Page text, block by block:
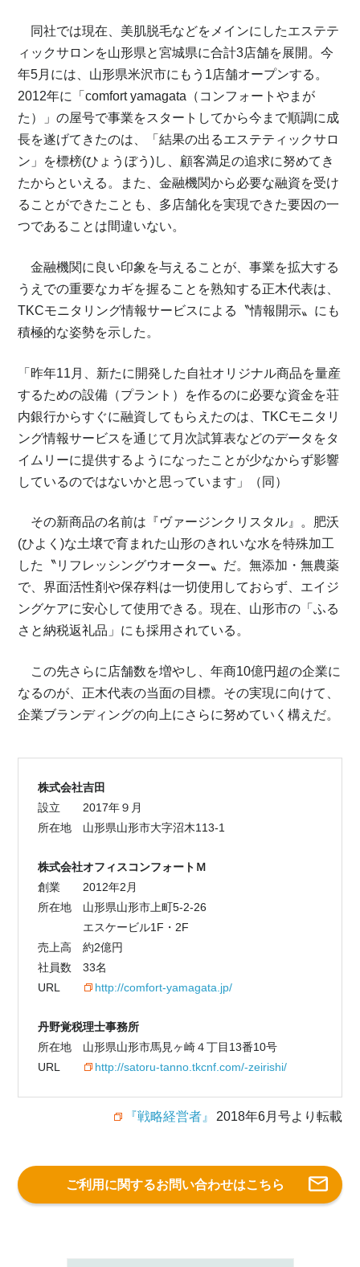
同社では現在、美肌脱毛などをメインにしたエステテ
ィックサロンを山形県と宮城県に合計3店舗を展開。今
年5月には、山形県米沢市にもう1店舗オープンする。
2012年に「comfort yamagata（コンフォートやまが
た）」の屋号で事業をスタートしてから今まで順調に成
長を遂げてきたのは、「結果の出るエステティックサロ
ン」を標榜(ひょうぼう)し、顧客満足の追求に努めてき
たからといえる。また、金融機関から必要な融資を受け
ることができたことも、多店舗化を実現できた要因の一
つであることは間違いない。
金融機関に良い印象を与えることが、事業を拡大する
うえでの重要なカギを握ることを熟知する正木代表は、
TKCモニタリング情報サービスによる〝情報開示〟にも
積極的な姿勢を示した。
「昨年11月、新たに開発した自社オリジナル商品を量産
するための設備（プラント）を作るのに必要な資金を荘
内銀行からすぐに融資してもらえたのは、TKCモニタリ
ング情報サービスを通じて月次試算表などのデータをタ
イムリーに提供するようになったことが少なからず影響
しているのではないかと思っています」（同）
その新商品の名前は『ヴァージンクリスタル』。肥沃
(ひよく)な土壌で育まれた山形のきれいな水を特殊加工
した〝リフレッシングウオーター〟だ。無添加・無農薬
で、界面活性剤や保存料は一切使用しておらず、エイジ
ングケアに安心して使用できる。現在、山形市の「ふる
さと納税返礼品」にも採用されている。
この先さらに店舗数を増やし、年商10億円超の企業に
なるのが、正木代表の当面の目標。その実現に向けて、
企業ブランディングの向上にさらに努めていく構えだ。
株式会社吉田
設立
2017年９月
所在地
山形県山形市大字沼木113-1
株式会社オフィスコンフォートＭ
創業
2012年2月
所在地
山形県山形市上町5-2-26
エスケービル1F・2F
売上高
約2億円
社員数
33名
URL
http://comfort-yamagata.jp/
丹野覚税理士事務所
所在地
山形県山形市馬見ヶ崎４丁目13番10号
URL
http://satoru-tanno.tkcnf.com/-zeirishi/
『戦略経営者』 2018年6月号より転載
ご利用に関するお問い合わせはこちら